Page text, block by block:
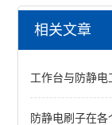
美国ITW
助焊笔CW8100
松香型助焊笔
涂层笔
相关文章
工作台与防静电
防静电刷子在各